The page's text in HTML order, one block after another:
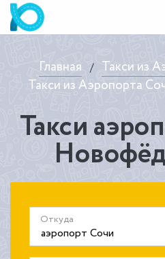
Главная / Такси из
Такси из Аэропорта
Такси
Откуда